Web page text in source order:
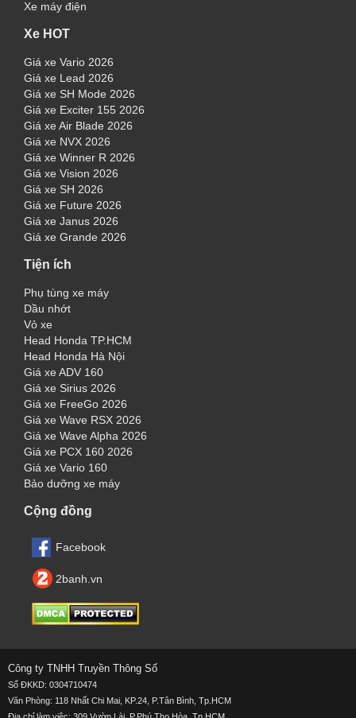
Xe máy điện
Xe HOT
Giá xe Vario 2026
Giá xe Lead 2026
Giá xe SH Mode 2026
Giá xe Exciter 155 2026
Giá xe Air Blade 2026
Giá xe NVX 2026
Giá xe Winner R 2026
Giá xe Vision 2026
Giá xe SH 2026
Giá xe Future 2026
Giá xe Janus 2026
Giá xe Grande 2026
Tiện ích
Phụ tùng xe máy
Dầu nhớt
Vỏ xe
Head Honda TP.HCM
Head Honda Hà Nội
Giá xe ADV 160
Giá xe Sirius 2026
Giá xe FreeGo 2026
Giá xe Wave RSX 2026
Giá xe Wave Alpha 2026
Giá xe PCX 160 2026
Giá xe Vario 160
Bảo dưỡng xe máy
Cộng đồng
Facebook
2banh.vn
Công ty TNHH Truyền Thông Số
Số ĐKKD: 0304710474
Văn Phòng: 118 Nhất Chi Mai, KP.24, P.Tân Bình, Tp.HCM